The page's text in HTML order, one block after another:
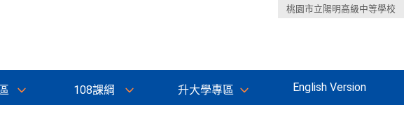
桃園市立陽明高級中等學校
108課綱 升大學專區 English Version